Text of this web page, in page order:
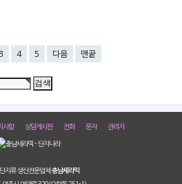
3 4 5 다음 맨끝
사항 상담게시판 전화 문자 관리자
지류 생산전문업체 충남세라믹